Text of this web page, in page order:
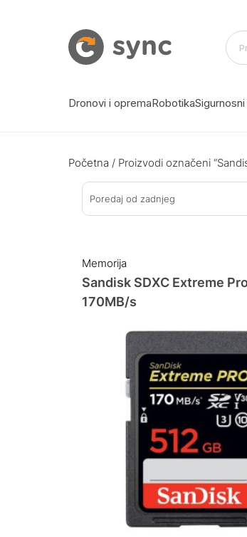
Dronovi i opremaRobotika
Početna / Proizvodi označeni
Poredaj od zadnjeg
Memorija
Sandisk SDXC Extreme
170MB/s